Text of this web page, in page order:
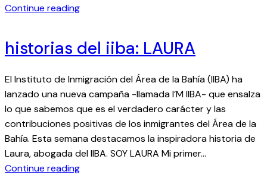
l
b
:
B
A
L
A
Continue reading:
S
O
R
I
A
S
D
E
historias del iiba: LAURA
El Instituto de Inmigración del Área de la Bahía (IIBA) ha
lanzado una nueva campaña -llamada I’M IIBA- que ensalza
lo que sabemos que es el verdadero carácter y las
contribuciones positivas de los inmigrantes del Área de la
Bahía. Esta semana destacamos la inspiradora historia de
Laura, abogada del IIBA. SOY LAURA Mi primer…
Continue reading: